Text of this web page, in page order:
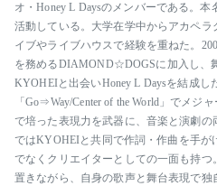
オ・Honey L Daysのメンバーである。
活動している。大学在学中からアカペ
イブやライブハウスで経験を重ねた。
を務めるDIAMOND☆DOGSに加入し、
KYOHEIと出会いHoney L Daysを結成し
「Go⇒Way/Center of the World」でメジ
で培った表現力を武器に、音楽と演劇
ではKYOHEIと共同で作詞・作曲を手が
でなくクリエイターとしての一面も持
置きながら、自身の歌声と舞台表現で独